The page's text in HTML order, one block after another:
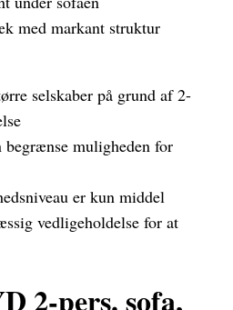
med markant struktur
selskaber på grund af 2-
begrænse muligheden for
er kun middel
vedligeholdelse for at
2-pers. sofa,